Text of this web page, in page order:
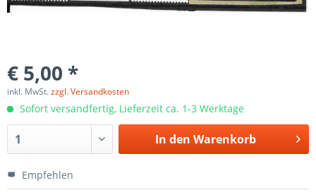
€ 5,00 *
inkl. MwSt.zzgl. Versandkosten
Sofort versandfertig, Lieferzeit ca. 1-3 Werktage
In den Warenkorb
Empfehlen